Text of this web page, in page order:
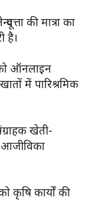
की मात्रा का
है।
ऑनलाइन
में पारिश्रमिक
खेती-
कृषि कार्यों की